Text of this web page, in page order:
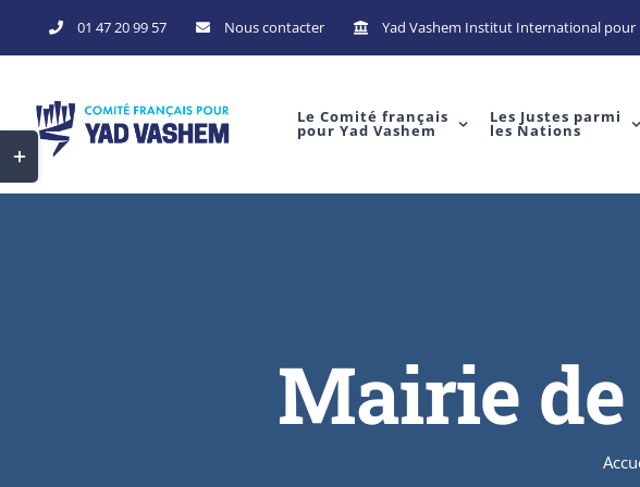
to
01 47 20 99 57 Nous contacter Yad Vashem Institut International pour
Le Comité français
pour Yad Vashem
Les Justes parmi
les Nations
Mairie de
Toggle
Sliding